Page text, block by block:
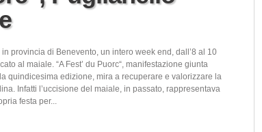
provincia di Benevento, un intero week end, dall’8 al 10
al maiale. “A Fest’ du Puorc“, manifestazione giunta
quindicesima edizione, mira a recuperare e valorizzare la
Infatti l’uccisione del maiale, in passato, rappresentava
festa per...